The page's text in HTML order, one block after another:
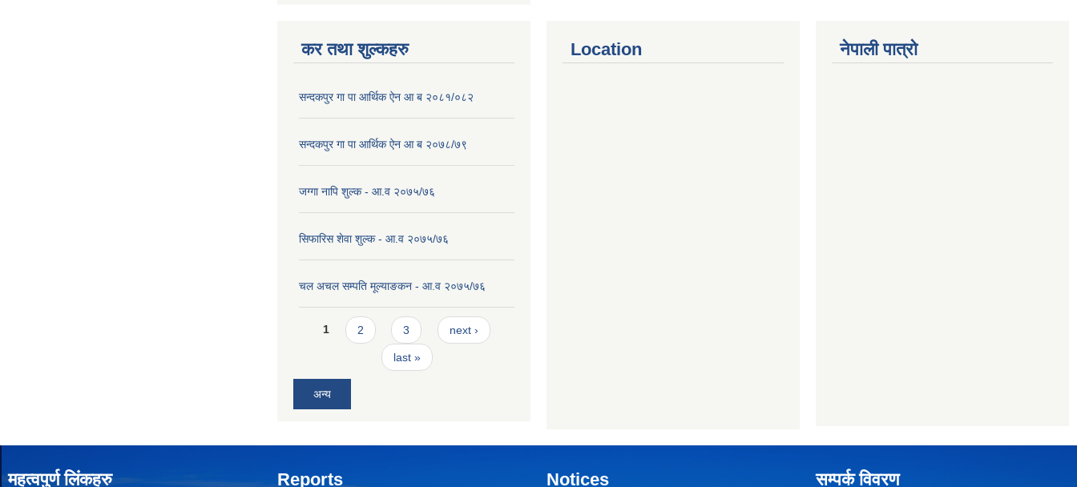
कर तथा शुल्कहरु
सन्दकपुर गा पा आर्थिक ऐन आ ब २०८१/०८२
सन्दकपुर गा पा आर्थिक ऐन आ ब २०७८/७९
जग्गा नापि शुल्क - आ.व २०७५/७६
सिफारिस शेवा शुल्क - आ.व २०७५/७६
चल अचल सम्पति मूल्याङकन - आ.व २०७५/७६
Pages
1 2 3 next ›
last »
अन्य
Location नेपाली पात्रो
महत्वपुर्ण लिंकहरु Reports Notices सम्पर्क विवरण